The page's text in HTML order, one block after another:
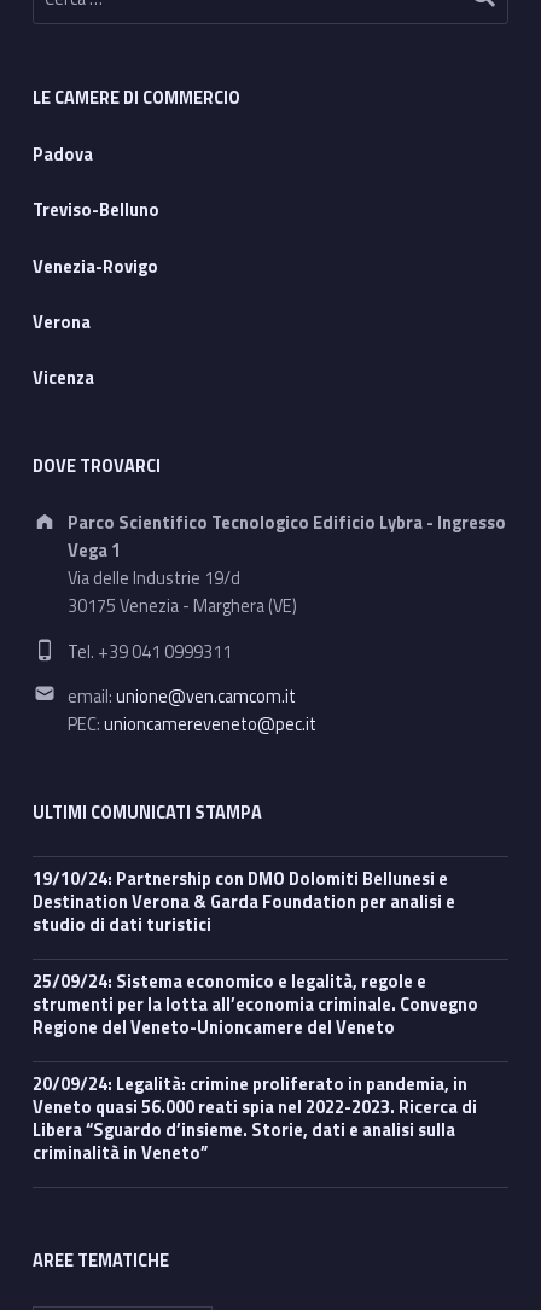
LE CAMERE DI COMMERCIO
Padova
Treviso-Belluno
Venezia-Rovigo
Verona
Vicenza
DOVE TROVARCI
Address:
Parco Scientifico Tecnologico Edificio Lybra - Ingresso
Vega 1
Via delle Industrie 19/d
30175 Venezia - Marghera (VE)
Phone number:
Tel. +39 041 0999311
Email address:
email:unione@ven.camcom.it
PEC:unioncamereveneto@pec.it
ULTIMI COMUNICATI STAMPA
19/10/24: Partnership con DMO Dolomiti Bellunesi e
Destination Verona & Garda Foundation per analisi e
studio di dati turistici
25/09/24: Sistema economico e legalità, regole e
strumenti per la lotta all’economia criminale. Convegno
Regione del Veneto-Unioncamere del Veneto
20/09/24: Legalità: crimine proliferato in pandemia, in
Veneto quasi 56.000 reati spia nel 2022-2023. Ricerca di
Libera “Sguardo d’insieme. Storie, dati e analisi sulla
criminalità in Veneto”
AREE TEMATICHE